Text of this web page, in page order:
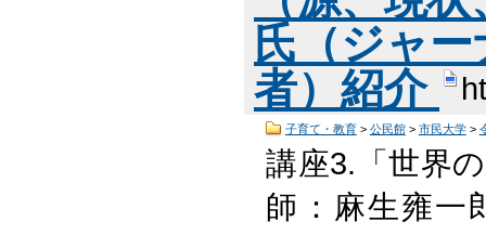
氏（ジャ
者）紹介
子育て・教育> 公民館> 市民大学>
講座3.「世界
師：麻生雍一